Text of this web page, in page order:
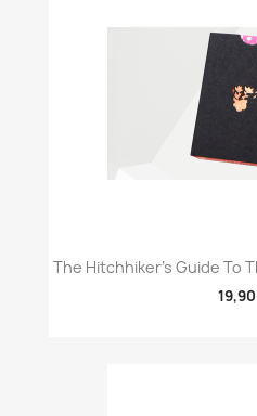
The Hitchhiker's Guide To